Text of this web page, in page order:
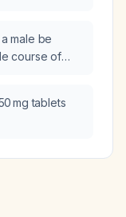
male be
course of
mg tablets